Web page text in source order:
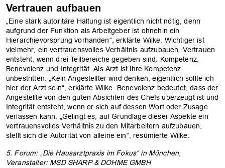
Vertrauen aufbauen
„Eine stark autoritäre Haltung ist eigentlich nicht nötig, denn
aufgrund der Funktion als Arbeitgeber ist ohnehin ein
Hierarchievorsprung vorhanden“, erklärte Wilke. Wichtiger ist
vielmehr, ein vertrauensvolles Verhältnis aufzubauen. Vertrauen
entsteht, wenn drei Teilbereiche gegeben sind: Kompetenz,
Benevolenz und Integrität. Als Arzt ist ihre Kompetenz
unbestritten. „Kein Angestellter wird denken, eigentlich sollte ich
hier der Arzt sein“, erklärte Wilke. Benevolenz bedeutet, dass der
Angestellte von den guten Absichten des Chefs überzeugt ist und
Integrität entsteht, wenn er sich auf dessen Wort oder Zusage
verlassen kann. „Gelingt es, auf Grundlage dieser Aspekte ein
vertrauensvolles Verhältnis zu den Mitarbeitern aufzubauen,
stellt sich die Autorität von alleine ein“, resümierte Wilke.
5. Forum: „Die Hausarztpraxis im Fokus“ in München,
Veranstalter: MSD SHARP & DOHME GMBH